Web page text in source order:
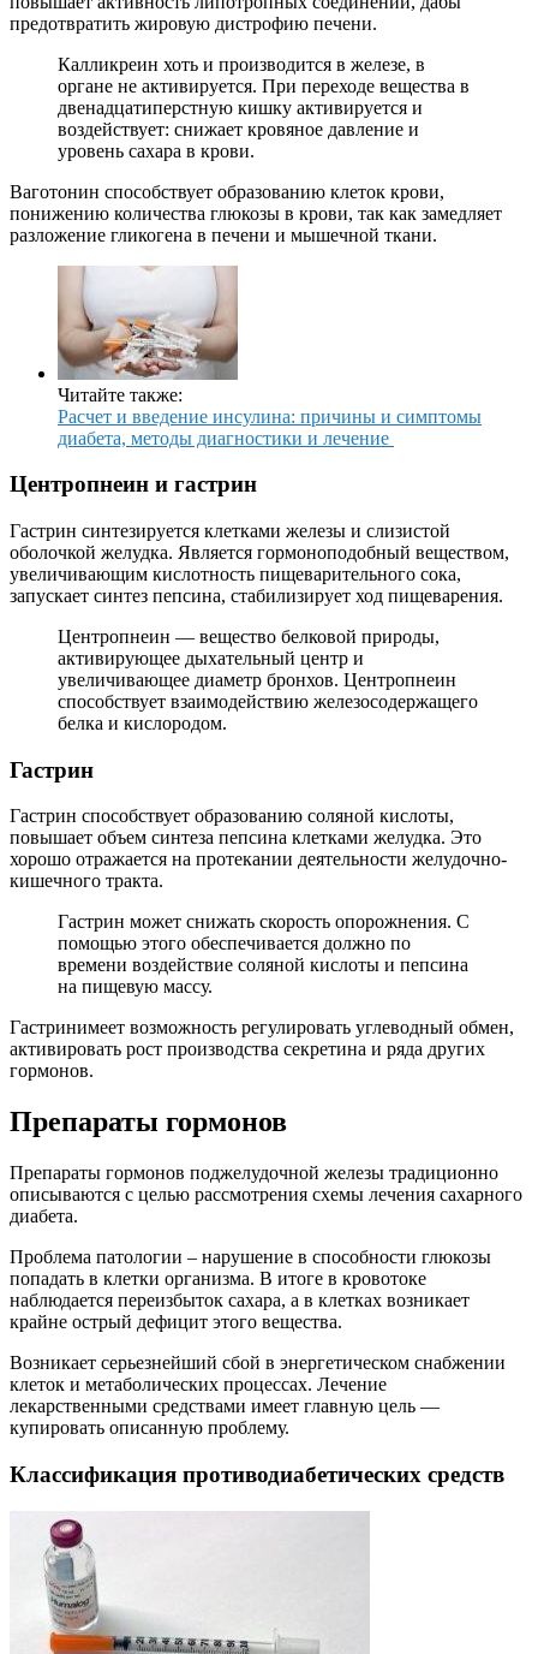
предотвратить жировую дистрофию печени.
Калликреин хоть и производится в железе, в
органе не активируется. При переходе вещества в
двенадцатиперстную кишку активируется и
воздействует: снижает кровяное давление и
уровень сахара в крови.
Ваготонин способствует образованию клеток крови,
понижению количества глюкозы в крови, так как замедляет
разложение гликогена в печени и мышечной ткани.
Читайте также:
Расчет и введение инсулина: причины и симптомы
диабета, методы диагностики и лечение
Центропнеин и гастрин
Гастрин синтезируется клетками железы и слизистой
оболочкой желудка. Является гормоноподобный веществом,
увеличивающим кислотность пищеварительного сока,
запускает синтез пепсина, стабилизирует ход пищеварения.
Центропнеин — вещество белковой природы,
активирующее дыхательный центр и
увеличивающее диаметр бронхов. Центропнеин
способствует взаимодействию железосодержащего
белка и кислородом.
Гастрин
Гастрин способствует образованию соляной кислоты,
повышает объем синтеза пепсина клетками желудка. Это
хорошо отражается на протекании деятельности желудочно-
кишечного тракта.
Гастрин может снижать скорость опорожнения. С
помощью этого обеспечивается должно по
времени воздействие соляной кислоты и пепсина
на пищевую массу.
Гастринимеет возможность регулировать углеводный обмен,
активировать рост производства секретина и ряда других
гормонов.
Препараты гормонов
Препараты гормонов поджелудочной железы традиционно
описываются с целью рассмотрения схемы лечения сахарного
диабета.
Проблема патологии – нарушение в способности глюкозы
попадать в клетки организма. В итоге в кровотоке
наблюдается переизбыток сахара, а в клетках возникает
крайне острый дефицит этого вещества.
Возникает серьезнейший сбой в энергетическом снабжении
клеток и метаболических процессах. Лечение
лекарственными средствами имеет главную цель —
купировать описанную проблему.
Классификация противодиабетических средств